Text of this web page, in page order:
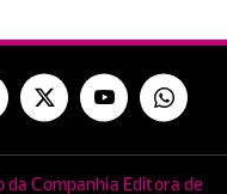
da Companhia Editora de